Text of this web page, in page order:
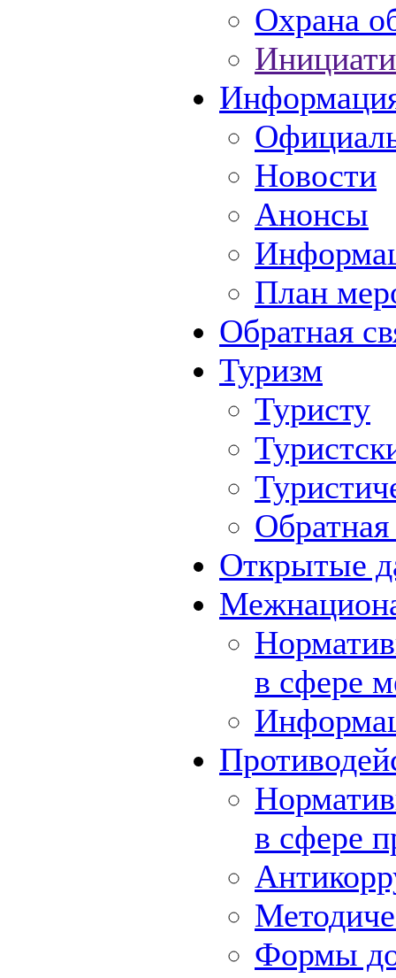
Охрана
Новости
Анонсы
План
Обратная
Туризм
Туристу
Обратная
Открытые
в сфере
в сфере
Формы